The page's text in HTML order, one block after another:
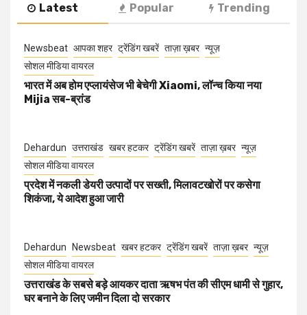
Latest Popular Trending
Newsbeat आपका शहर ट्रेंडिंग खबरें ताज़ा ख़बर न्यूज़
सोशल मीडिया वायरल
भारत में अब होम एप्लायंसेज भी बेचेगी Xiaomi, लॉन्च किया नया
Mijia सब-ब्रांड
Dehardun उत्तराखंड खबर हटकर ट्रेंडिंग खबरें ताज़ा ख़बर न्यूज़
सोशल मीडिया वायरल
प्रदेश में नकली डेयरी उत्पादों पर सख्ती, मिलावटखोरों पर कसेगा
शिकंजा, ये आदेश हुआ जारी
Dehardun Newsbeat खबर हटकर ट्रेंडिंग खबरें ताज़ा ख़बर न्यूज़
सोशल मीडिया वायरल
उत्तराखंड के सबसे बड़े आयकर दाता ऋषभ पंत की सीएम धामी से गुहार,
घर बनाने के लिए जमीन दिला दो सरकार